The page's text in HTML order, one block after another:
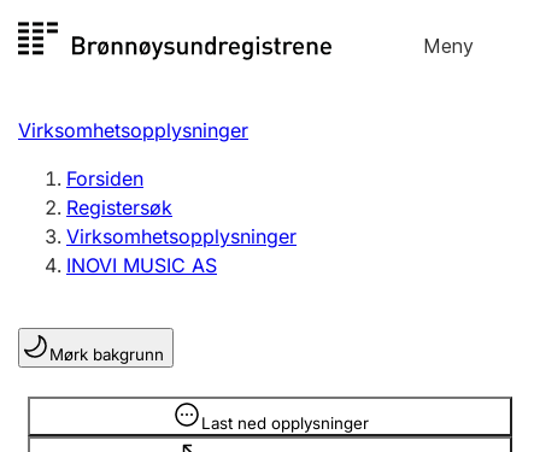
til
Meny
Registersøk
Aksjeselskap
Enkeltpersonforetak
Registrere, endre, slette
Lag og forening
Registrere, endre, slette
Virksomhetsopplysninger
Forsiden
Registersøk
Virksomhetsopplysninger
INOVI MUSIC AS
Mørk bakgrunn
Last ned opplysninger
Opplysninger er skjult